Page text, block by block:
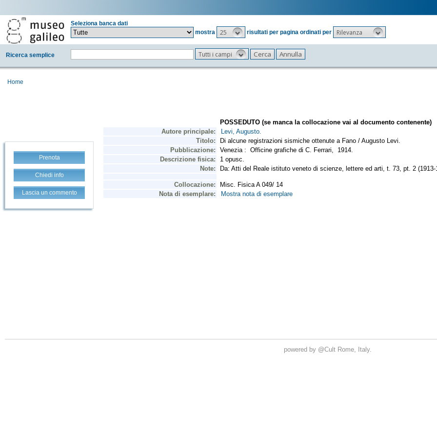
Seleziona banca dati
mostra
25 risultati per pagina ordinati per Rilevanza
Ricerca semplice Tutti i campi
Home
Prenota
Chiedi info
Lascia un commento
powered by @Cult Rome, Italy.